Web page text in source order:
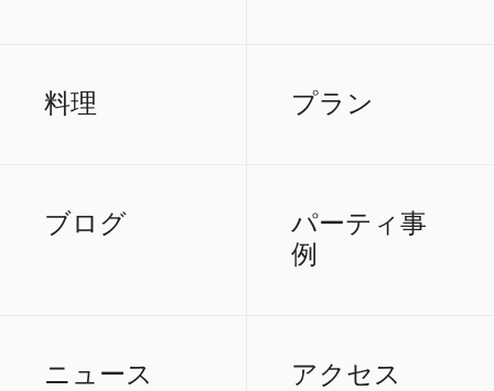
料理 プラン
ブログ
パーティ事
例
ニュース アクセス